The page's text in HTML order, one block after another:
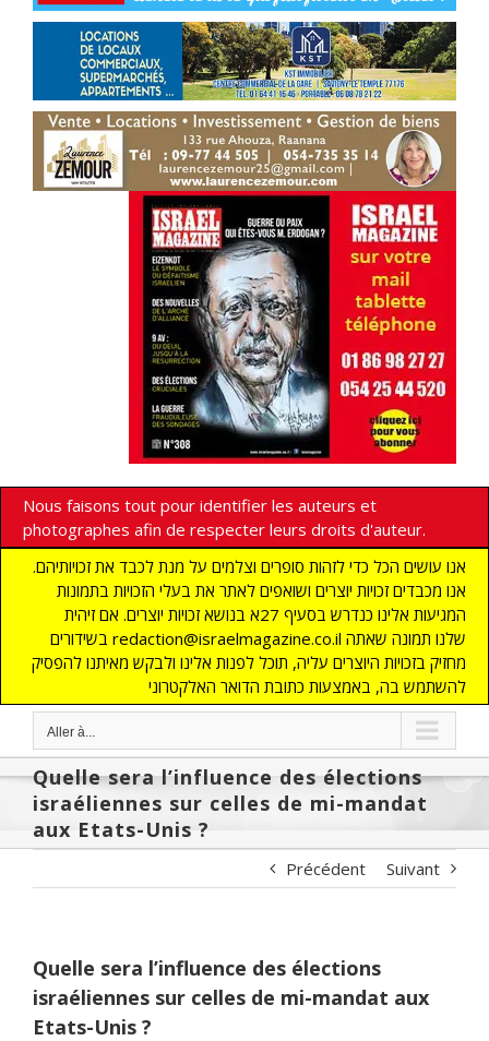
Nous faisons tout pour identifier les auteurs et
photographes afin de respecter leurs droits d'auteur.
אנו עושים הכל כדי לזהות סופרים וצלמים על מנת לכבד את זכויותיהם.
אנו מכבדים זכויות יוצרים ושואפים לאתר את בעלי הזכויות בתמונות
המגיעות אלינו כנדרש בסעיף 27א בנושא זכויות יוצרים. אם זיהית
בשידורים redaction@israelmagazine.co.il שלנו תמונה שאתה
מחזיק בזכויות היוצרים עליה, תוכל לפנות אלינו ולבקש מאיתנו להפסיק
להשתמש בה, באמצעות כתובת הדואר האלקטרוני
Aller à...
Quelle sera l’influence des élections
israéliennes sur celles de mi-mandat
aux Etats-Unis ?
Précédent Suivant
Quelle sera l’influence des élections
israéliennes sur celles de mi-mandat aux
Etats-Unis ?